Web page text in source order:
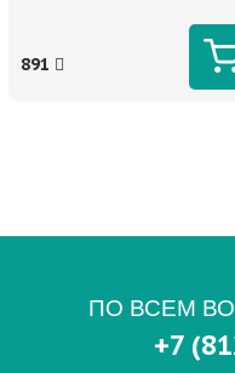
891
ПО ВСЕМ
+7